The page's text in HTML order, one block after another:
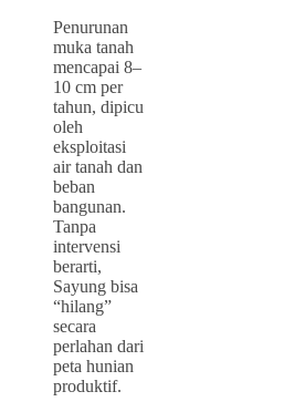
Penurunan
muka tanah
mencapai 8–
10 cm per
tahun, dipicu
oleh
eksploitasi
air tanah dan
beban
bangunan.
Tanpa
intervensi
berarti,
Sayung bisa
“hilang”
secara
perlahan dari
peta hunian
produktif.